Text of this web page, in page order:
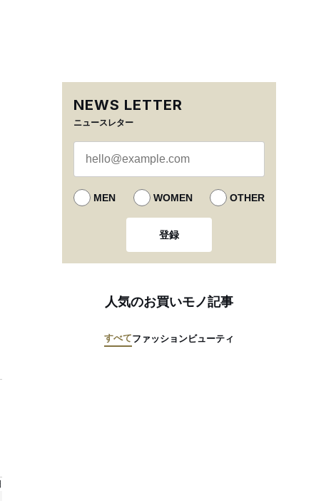
NEWS LETTER
ニュースレター
MEN WOMEN OTHER
登録
人気のお買いモノ記事
すべてファッションビューティ